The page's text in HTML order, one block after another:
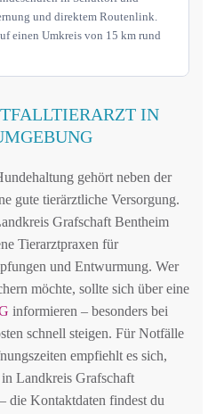
und direktem Routenlink.
einen Umkreis von 15 km rund
IN
gehört neben der
gute tierärztliche Versorgung.
Grafschaft Bentheim
Tierarztpraxen für
und Entwurmung. Wer
möchte, sollte sich über eine
informieren – besonders bei
schnell steigen. Für Notfälle
empfiehlt es sich,
Landkreis Grafschaft
die Kontaktdaten findest du